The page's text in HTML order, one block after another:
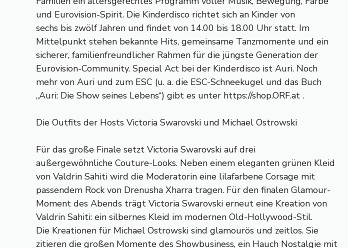
und Eurovision-Spirit. Die Kinderdisco richtet sich an Kinder von
sechs bis zwölf Jahren und findet von 14.00 bis 18.00 Uhr statt. Im
Mittelpunkt stehen bekannte Hits, gemeinsame Tanzmomente und ein
sicherer, familienfreundlicher Rahmen für die jüngste Generation der
Eurovision-Community. Special Act bei der Kinderdisco ist Auri. Noch
mehr von Auri und zum ESC (u. a. die ESC-Schneekugel und das Buch
„Auri: Die Show seines Lebens“) gibt es unter https://shop.ORF.at .
Die Outfits der Hosts Victoria Swarovski und Michael Ostrowski
Für das große Finale setzt Victoria Swarovski auf drei
außergewöhnliche Couture-Looks. Neben einem eleganten grünen Kleid
von Valdrin Sahiti wird die Moderatorin eine lilafarbene Corsage mit
passendem Rock von Drenusha Xharra tragen. Für den finalen Glamour-
Moment des Abends trägt Victoria Swarovski erneut eine Kreation von
Valdrin Sahiti: ein silbernes Kleid im modernen Old-Hollywood-Stil.
Die Kreationen für Michael Ostrowski sind glamourös und zeitlos. Sie
zitieren die großen Momente des Showbusiness, ein Hauch Nostalgie mit